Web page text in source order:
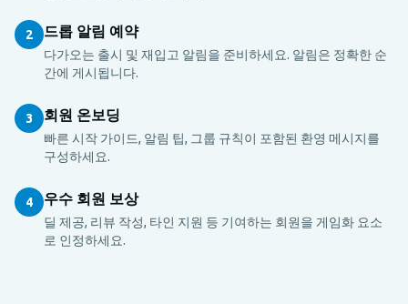
2 드롭 알림 예약
다가오는 출시 및 재입고 알림을 준비하세요. 알림은 정확한 순
간에 게시됩니다.
3 회원 온보딩
빠른 시작 가이드, 알림 팁, 그룹 규칙이 포함된 환영 메시지를
구성하세요.
4 우수 회원 보상
딜 제공, 리뷰 작성, 타인 지원 등 기여하는 회원을 게임화 요소
로 인정하세요.